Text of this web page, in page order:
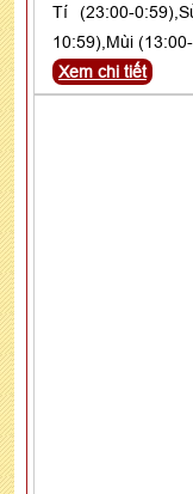
Tí (23:00-
10:59),Mùi
Xem chi tiết